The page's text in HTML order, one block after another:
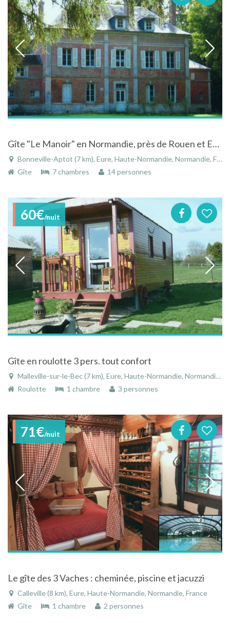
Gîte "Le Manoir" en Normandie, près de Rouen et Evreux
Bonneville-Aptot (7 km), Eure, Haute-Normandie, Normandie, France
Gîte
7 chambres 14 personnes
60€/nuit
Gîte en roulotte 3 pers. tout confort
Malleville-sur-le-Bec (7 km), Eure, Haute-Normandie, Normandie, France
Roulotte
1 chambre 3 personnes
71€/nuit
Le gîte des 3 Vaches : cheminée, piscine et jacuzzi
Calleville (8 km), Eure, Haute-Normandie, Normandie, France
Gîte
1 chambre 2 personnes